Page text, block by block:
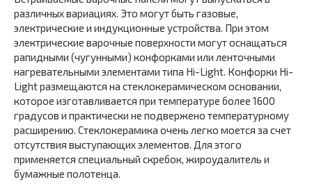
различных вариациях. Это могут быть газовые,
электрические и индукционные устройства. При этом
электрические варочные поверхности могут оснащаться
рапидными (чугунными) конфорками или ленточными
нагревательными элементами типа Hi-Light. Конфорки Hi-
Light размещаются на стеклокерамическом основании,
которое изготавливается при температуре более 1600
градусов и практически не подвержено температурному
расширению. Стеклокерамика очень легко моется за счет
отсутствия выступающих элементов. Для этого
применяется специальный скребок, жироудалитель и
бумажные полотенца.